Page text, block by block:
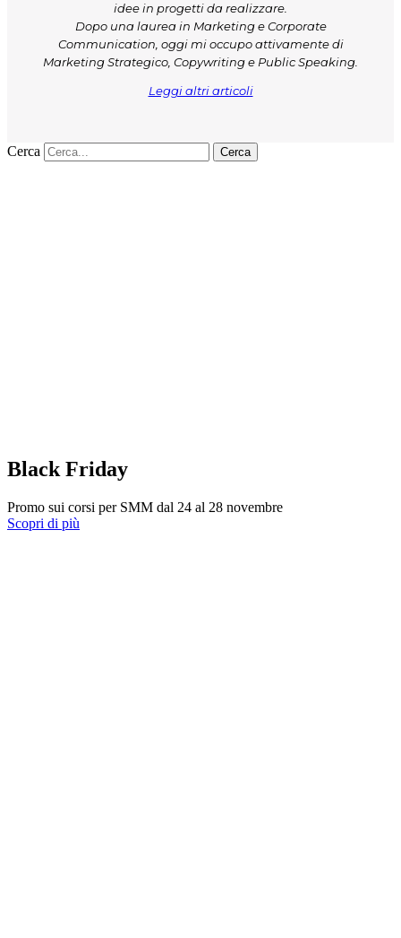
idee in progetti da realizzare.
Dopo una laurea in Marketing e Corporate
Communication, oggi mi occupo attivamente di
Marketing Strategico, Copywriting e Public Speaking.
Leggi altri articoli
Cerca Cerca
Black Friday
Promo sui corsi per SMM dal 24 al 28 novembre
Scopri di più